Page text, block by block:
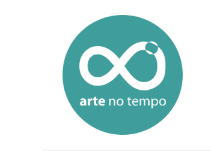
conteúdo